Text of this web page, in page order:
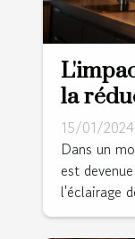
la
dans
15/01/2024
Dans un
est
l'éclairage